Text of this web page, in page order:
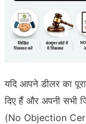
यदि आपने डीलर का
दिए हैं और अपनी सभी
(No Objection